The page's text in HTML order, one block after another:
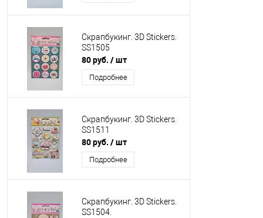
Скрапбукинг. 3D Stickers.
SS1505
80 руб. / шт
Подробнее
Скрапбукинг. 3D Stickers.
SS1511
80 руб. / шт
Подробнее
Скрапбукинг. 3D Stickers.
SS1504.